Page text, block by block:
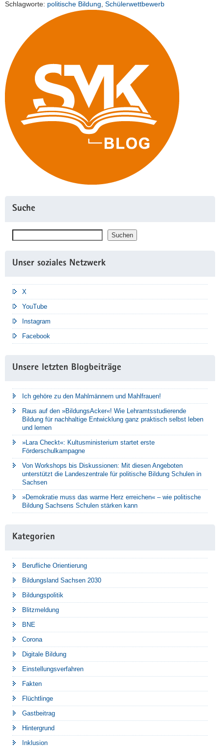
Schlagworte: politische Bildung Schülerwettbewerb
Suche
Suchen
Unser soziales Netzwerk
X
YouTube
Instagram
Facebook
Unsere letzten Blogbeiträge
Ich gehöre zu den Mahlmännern und Mahlfrauen!
Raus auf den »BildungsAcker«! Wie Lehramtsstudierende
Bildung für nachhaltige Entwicklung ganz praktisch selbst leben
und lernen
»Lara Checkt«: Kultusministerium startet erste
Förderschulkampagne
Von Workshops bis Diskussionen: Mit diesen Angeboten
unterstützt die Landeszentrale für politische Bildung Schulen in
Sachsen
»Demokratie muss das warme Herz erreichen« – wie politische
Bildung Sachsens Schulen stärken kann
Kategorien
Berufliche Orientierung
Bildungsland Sachsen 2030
Bildungspolitik
Blitzmeldung
BNE
Corona
Digitale Bildung
Einstellungsverfahren
Fakten
Flüchtlinge
Gastbeitrag
Hintergrund
Inklusion